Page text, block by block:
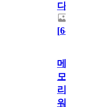
다.
[64
메
모
리
워